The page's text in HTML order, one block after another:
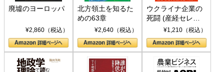
廃墟のヨーロッパ
¥2,860（税込）
北方領土を知るた
めの63章
¥2,640（税込）
ウクライナ企業の
死闘 (産経セレク
ト S 039)¥1,210（税込）